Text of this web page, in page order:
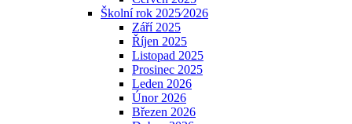
Školní rok 2025⁄2026
Září 2025
Říjen 2025
Listopad 2025
Prosinec 2025
Leden 2026
Únor 2026
Březen 2026